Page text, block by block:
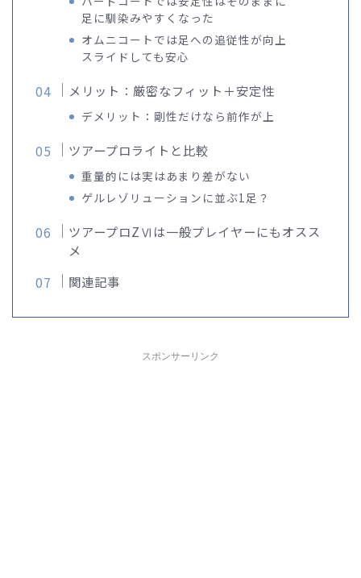
足に馴染みやすくなった
オムニコートでは足への追従性が向上
スライドしても安心
メリット：厳密なフィット＋安定性
デメリット：剛性だけなら前作が上
ツアープロライトと比較
重量的には実はあまり差がない
ゲルレゾリューションに並ぶ1足？
ツアープロZⅥは一般プレイヤーにもオスス
メ
関連記事
スポンサーリンク